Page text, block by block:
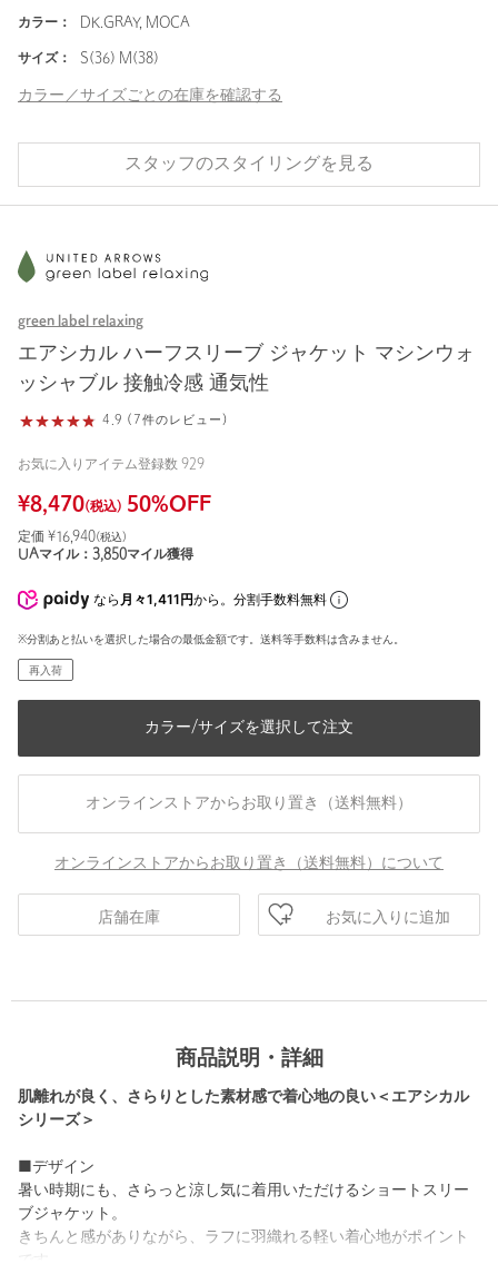
カラー： DK.GRAY, MOCA
サイズ： S(36) M(38)
カラー／サイズごとの在庫を確認する
スタッフのスタイリングを見る
green label relaxing
エアシカル ハーフスリーブ ジャケット マシンウォ
ッシャブル 接触冷感 通気性
4.9 (7件のレビュー)
お気に入りアイテム登録数 929
¥8,470(税込) 50%OFF
定価 ¥ 16,940(税込)
UAマイル： 3,850マイル獲得
なら 月々1,411円から。分割手数料無料
※分割あと払いを選択した場合の最低金額です。送料等手数料は含みません。
再入荷
カラー/サイズを選択して注文
オンラインストアからお取り置き（送料無料）
オンラインストアからお取り置き（送料無料）について
店舗在庫 お気に入りに追加
商品説明・詳細
肌離れが良く、さらりとした素材感で着心地の良い＜エアシカル
シリーズ＞
■デザイン
暑い時期にも、さらっと涼し気に着用いただけるショートスリー
ブジャケット。
きちんと感がありながら、ラフに羽織れる軽い着心地がポイント